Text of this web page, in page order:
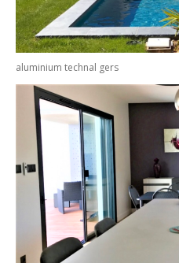
aluminium technal gers